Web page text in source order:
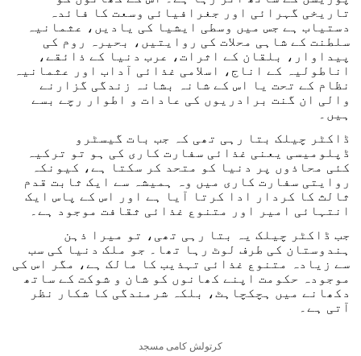
تاریخی گہرائی اور جغرافیائی وسعت کا فائدہ
دستیاب ہے جس میں وسطی ایشیا کی یادیں، عثمانیہ
سلطنت کے شاہی محلات کی روایتیں، بحیرہ روم کی
پیداوار، بلقان کے اثرات، عرب دنیا کے ذائقے،
اناطولیہ کے اناج، اسلامی غذائی آداب اور عثمانیہ
نظام کے تحت یا اس کے شانہ بشانہ زندگی گزارنے
والی ان گنت برادریوں کی عادات و اطوار رچے بسے
ہیں۔
ڈاکٹر چیلک بتا رہی تھی کہ جب بات گیسٹرو
ڈپلومیسی یعنی غذائی سفارت کاری کی ہو تو ترکیہ
کئی محاذوں پر دنیا کو متحد کر سکتا ہے، کیونکہ
روایتی سفارت کاری میں وہ ہمیشہ سے ایک ثابت قدم
ثالث کا کردار ادا کرتا آیا ہے اور اس کے پاس ایک
انتہائی امیر اور متنوع غذائی ثقافت موجود ہے۔
جب ڈاکٹر چیلک یہ بتا رہی تھی، تو میرا ذہن
ہندوستان کی طرف لوٹ رہا تھا۔ جو ملک دنیا کی سب
سے زیادہ متنوع غذائی تہذیب کا مالک ہے، مگر اس کی
موجودہ حکومت اپنے کھانوں کو شان و شوکت کے ساتھ
دکھانے میں ہچکچاہٹ، بلکہ شرمندگی کا شکار نظر
آتی ہے۔
کرتولش کامی مسجد